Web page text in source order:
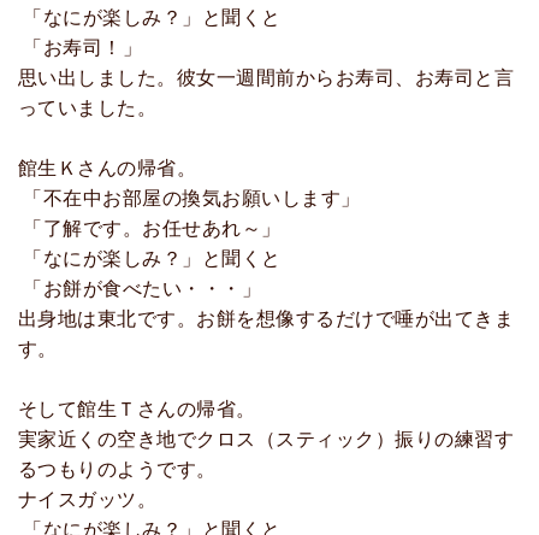
「なにが楽しみ？」と聞くと
「お寿司！」
思い出しました。彼女一週間前からお寿司、お寿司と言
っていました。
館生Ｋさんの帰省。
「不在中お部屋の換気お願いします」
「了解です。お任せあれ～」
「なにが楽しみ？」と聞くと
「お餅が食べたい・・・」
出身地は東北です。お餅を想像するだけで唾が出てきま
す。
そして館生Ｔさんの帰省。
実家近くの空き地でクロス（スティック）振りの練習す
るつもりのようです。
ナイスガッツ。
「なにが楽しみ？」と聞くと